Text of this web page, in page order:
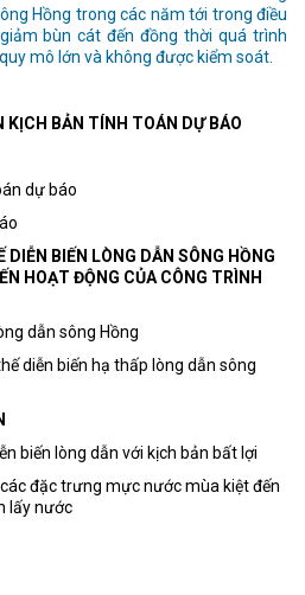
Hồng trong các năm tới trong điều
bùn cát đến đồng thời quá trình
mô lớn và không được kiểm soát.
KỊCH BẢN TÍNH TOÁN DỰ BÁO
dự báo
DIỄN BIẾN LÒNG DẪN SÔNG HỒNG
HOẠT ĐỘNG CỦA CÔNG TRÌNH
dẫn sông Hồng
diễn biến hạ thấp lòng dẫn sông
biến lòng dẫn với kịch bản bất lợi
đặc trưng mực nước mùa kiệt đến
lấy nước